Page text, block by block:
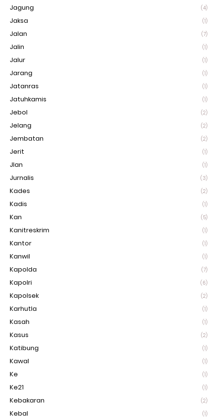
Jagung (4)
Jaksa (1)
Jalan (7)
Jalin (1)
Jalur (1)
Jarang (1)
Jatanras (1)
Jatuhkamis (1)
Jebol (2)
Jelang (2)
Jembatan (2)
Jerit (1)
Jlan (1)
Jurnalis (3)
Kades (2)
Kadis (1)
Kan (5)
Kanitreskrim (1)
Kantor (1)
Kanwil (1)
Kapolda (7)
Kapolri (6)
Kapolsek (2)
Karhutla (1)
Kasah (1)
Kasus (2)
Katibung (1)
Kawal (1)
Ke (1)
Ke21 (1)
Kebakaran (2)
Kebal (1)